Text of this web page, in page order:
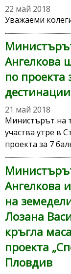
22 май 2018
Уважаеми
Ангелкова
по проекта
21 май 2018
Министърът на
участва утре в
проекта за 7
Ангелкова
на
Лозана
кръгла
проекта
Пловдив